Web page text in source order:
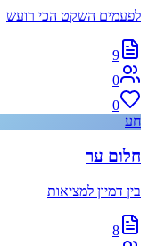
לפעמים השקט הכי רועש
9
0
0
חע
חלום ער
בין דמיון למציאות
8